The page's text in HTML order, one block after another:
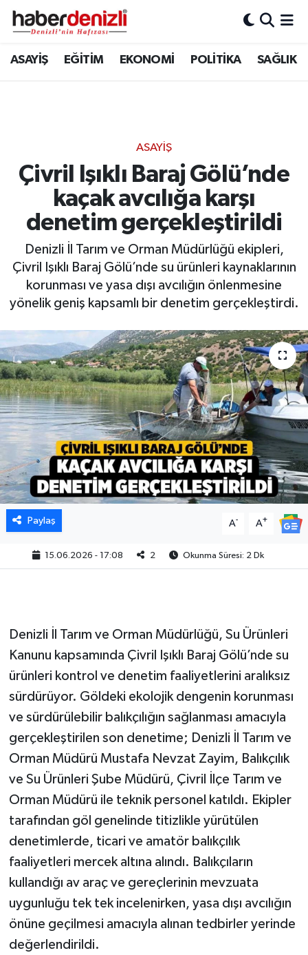
ASAYİŞ EĞİTİM EKONOMİ POLİTİKA SAĞLIK
ASAYİŞ
Çivril Işıklı Baraj Gölü’nde
kaçak avcılığa karşı
denetim gerçekleştirildi
Denizli İl Tarım ve Orman Müdürlüğü ekipleri,
Çivril Işıklı Baraj Gölü’nde su ürünleri kaynaklarının
korunması ve yasa dışı avcılığın önlenmesine
yönelik geniş kapsamlı bir denetim gerçekleştirdi.
Paylaş A- A+
15.06.2026 - 17:08 2 Okunma Süresi: 2 Dk
Denizli İl Tarım ve Orman Müdürlüğü, Su Ürünleri
Kanunu kapsamında Çivril Işıklı Baraj Gölü’nde su
ürünleri kontrol ve denetim faaliyetlerini aralıksız
sürdürüyor. Göldeki ekolojik dengenin korunması
ve sürdürülebilir balıkçılığın sağlanması amacıyla
gerçekleştirilen son denetime; Denizli İl Tarım ve
Orman Müdürü Mustafa Nevzat Zayim, Balıkçılık
ve Su Ürünleri Şube Müdürü, Çivril İlçe Tarım ve
Orman Müdürü ile teknik personel katıldı. Ekipler
tarafından göl genelinde titizlikle yürütülen
denetimlerde, ticari ve amatör balıkçılık
faaliyetleri mercek altına alındı. Balıkçıların
kullandığı av araç ve gereçlerinin mevzuata
uygunluğu tek tek incelenirken, yasa dışı avcılığın
önüne geçilmesi amacıyla alınan tedbirler yerinde
değerlendirildi.
Denizli Nöbetçi Eczaneler
Tüm Manşetler
Son Dakika Haberleri
Haber Arşivi